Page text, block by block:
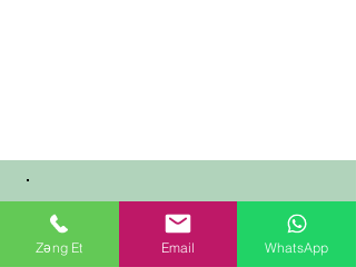
Nəsimi rayonu Həsənbəy
Zərdabi 78V Bakı/Azərbaycan
Zəng Et Email WhatsApp